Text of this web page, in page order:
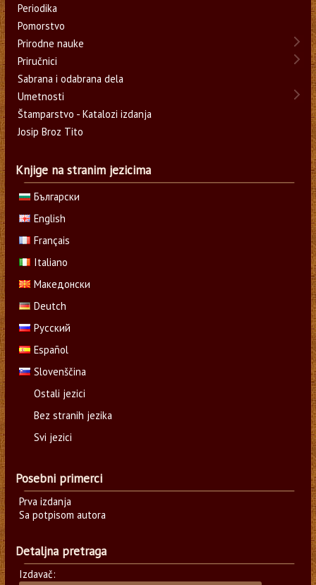
Periodika
Pomorstvo
Prirodne nauke
Priručnici
Sabrana i odabrana dela
Umetnosti
Štamparstvo - Katalozi izdanja
Josip Broz Tito
Knjige na stranim jezicima
Български
English
Français
Italiano
Македонски
Deutch
Русский
Español
Slovenščina
Ostali jezici
Bez stranih jezika
Svi jezici
Posebni primerci
Prva izdanja
Sa potpisom autora
Detaljna pretraga
Izdavač: